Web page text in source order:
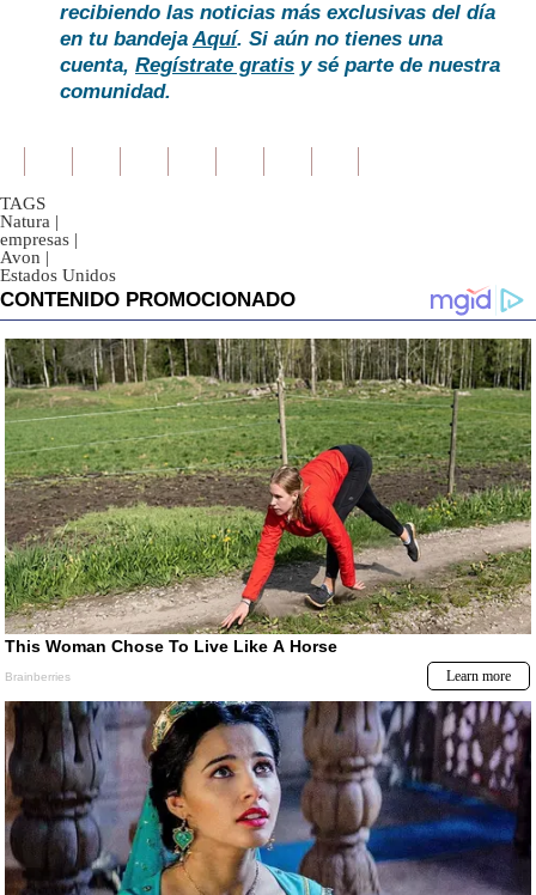
recibiendo las noticias más exclusivas del día
en tu bandejaAquí. Si aún no tienes una
cuenta, Regístrate gratis y sé parte de nuestra
comunidad.
TAGS
Natura |
empresas |
Avon |
Estados Unidos